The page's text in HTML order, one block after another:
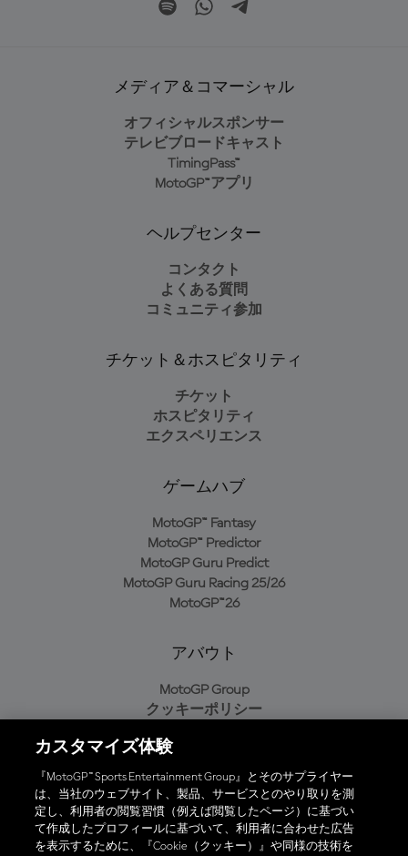
メディア＆コマーシャル
オフィシャルスポンサー
テレビブロードキャスト
TimingPass™
MotoGP™アプリ
ヘルプセンター
コンタクト
よくある質問
コミュニティ参加
チケット＆ホスピタリティ
チケット
ホスピタリティ
エクスペリエンス
ゲームハブ
MotoGP™ Fantasy
MotoGP™ Predictor
MotoGP Guru Predict
MotoGP Guru Racing 25/26
MotoGP™26
アバウト
MotoGP Group
クッキーポリシー
プライバシーポリシー
購入ポリシー
オフィシャルアプリ
カスタマイズ体験
『MotoGP™ Sports Entertainment Group』とそのサプライヤー
は、当社のウェブサイト、製品、サービスとのやり取りを測
定し、利用者の閲覧習慣（例えば閲覧したページ）に基づい
て作成したプロフィールに基づいて、利用者に合わせた広告
を表示するために、『Cookie（クッキー）』や同様の技術を